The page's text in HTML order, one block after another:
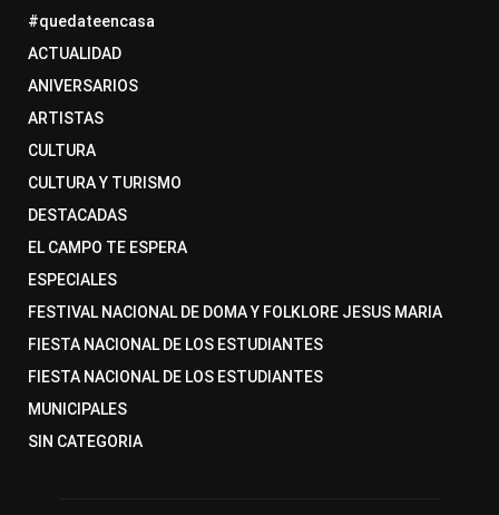
#quedateencasa
ACTUALIDAD
ANIVERSARIOS
ARTISTAS
CULTURA
CULTURA Y TURISMO
DESTACADAS
EL CAMPO TE ESPERA
ESPECIALES
FESTIVAL NACIONAL DE DOMA Y FOLKLORE JESUS MARIA
FIESTA NACIONAL DE LOS ESTUDIANTES
FIESTA NACIONAL DE LOS ESTUDIANTES
MUNICIPALES
SIN CATEGORIA